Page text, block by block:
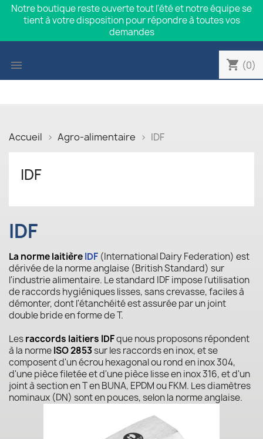
Notre boutique reste ouverte tout l'été et notre équipe se
tient à votre disposition pour répondre à toutes vos
demandes
 shopping_cart (0)
Accueil Agro-alimentaire IDF
IDF
IDF
La norme laitièreIDF (International Dairy Federation) est
dérivée de la norme anglaise (British Standard) sur
l'industrie alimentaire. Le standard IDF impose l'utilisation
de raccords hygiéniques lisses, sans crevasse, faciles à
démonter, dont l'étanchéité est assurée par un joint
double bride en forme de T.
Lesraccords laitiers IDFque nous proposons répondent
à la normeISO 2853sur les raccords en inox, et se
composent d'un écrou hexagonal ou rond en inox 304,
d'une pièce filetée et d'une pièce lisse en inox 316, et d'un
joint à section en T en BUNA, EPDM ou FKM. Les diamètres
nominaux (DN) sont en pouces, selon la norme anglaise.